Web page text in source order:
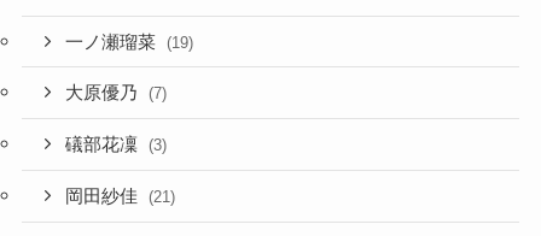
一ノ瀬瑠菜 (19)
大原優乃 (7)
礒部花凜 (3)
岡田紗佳 (21)